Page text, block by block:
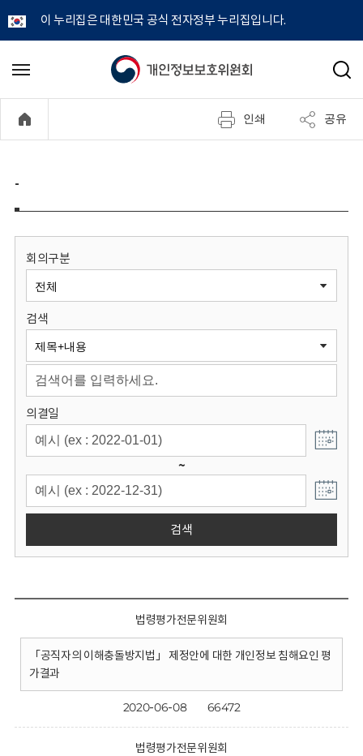
이 누리집은 대한민국 공식 전자정부 누리집입니다.
개
정
보
원
회
메
기
검
인쇄 공유
-
회의구분
검색
의결일
~
검색
법령평가전문위원회
「공직자의 이해충돌방지법」 제정안에 대한 개인정보 침해요인 평
가결과
2020-06-08 66472
법령평가전문위원회